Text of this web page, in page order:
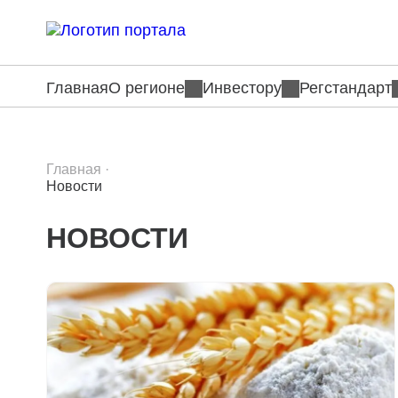
ГлавнаяО регионе Инвестору Регстандарт
Главная ·
Новости
НОВОСТИ